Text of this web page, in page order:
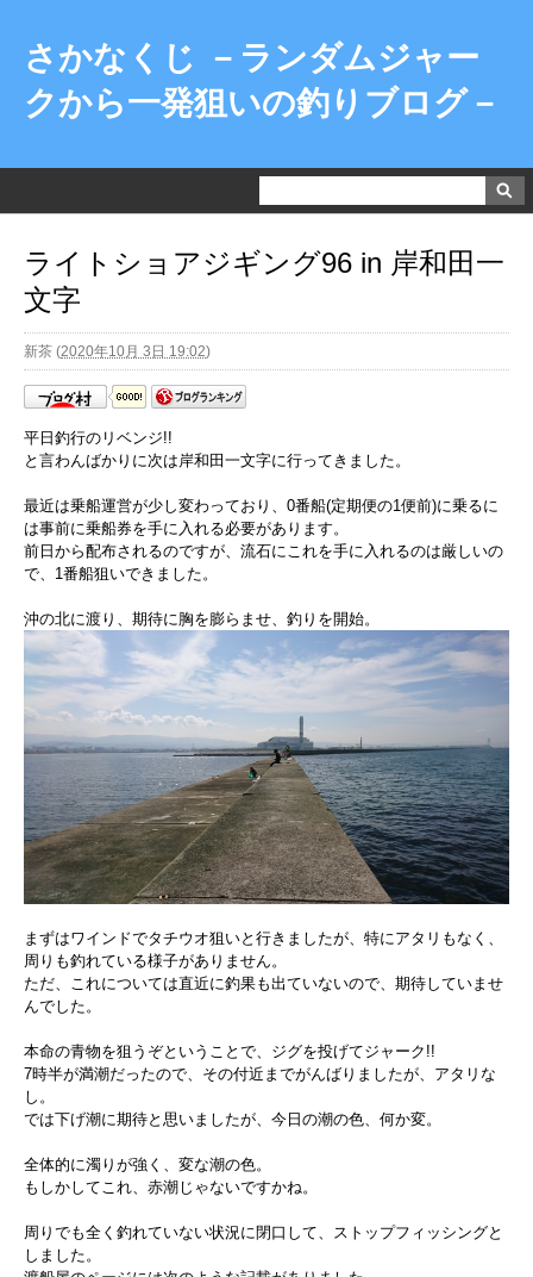
さかなくじ －ランダムジャー
クから一発狙いの釣りブログ－
ライトショアジギング96 in 岸和田一
文字
新茶 (2020年10月 3日 19:02)
平日釣行のリベンジ!!
と言わんばかりに次は岸和田一文字に行ってきました。
最近は乗船運営が少し変わっており、0番船(定期便の1便前)に乗るに
は事前に乗船券を手に入れる必要があります。
前日から配布されるのですが、流石にこれを手に入れるのは厳しいの
で、1番船狙いできました。
沖の北に渡り、期待に胸を膨らませ、釣りを開始。
まずはワインドでタチウオ狙いと行きましたが、特にアタリもなく、
周りも釣れている様子がありません。
ただ、これについては直近に釣果も出ていないので、期待していませ
んでした。
本命の青物を狙うぞということで、ジグを投げてジャーク!!
7時半が満潮だったので、その付近までがんばりましたが、アタリな
し。
では下げ潮に期待と思いましたが、今日の潮の色、何か変。
全体的に濁りが強く、変な潮の色。
もしかしてこれ、赤潮じゃないですかね。
周りでも全く釣れていない状況に閉口して、ストップフィッシングと
しました。